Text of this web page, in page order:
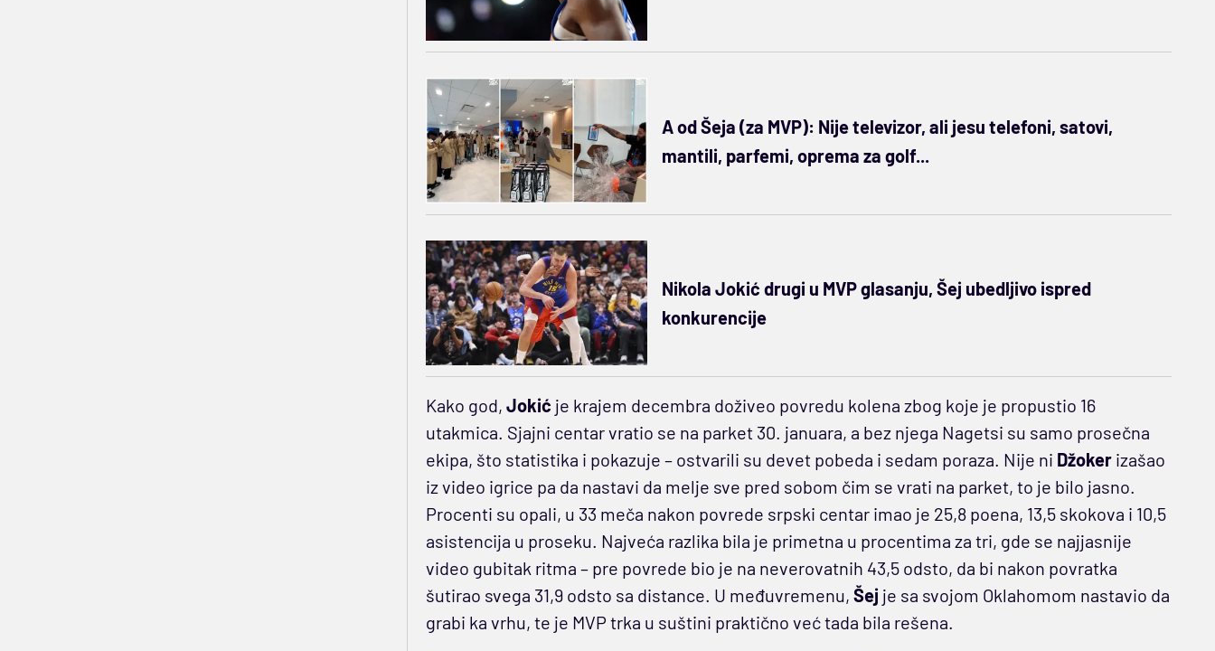
A od Šeja (za MVP): Nije televizor, ali jesu telefoni, satovi,
mantili, parfemi, oprema za golf...
Nikola Jokić drugi u MVP glasanju, Šej ubedljivo ispred
konkurencije
Kako god, Jokić je krajem decembra doživeo povredu kolena zbog koje je propustio 16
utakmica. Sjajni centar vratio se na parket 30. januara, a bez njega Nagetsi su samo prosečna
ekipa, što statistika i pokazuje – ostvarili su devet pobeda i sedam poraza. Nije ni Džokerizašao
iz video igrice pa da nastavi da melje sve pred sobom čim se vrati na parket, to je bilo jasno.
Procenti su opali, u 33 meča nakon povrede srpski centar imao je 25,8 poena, 13,5 skokova i 10,5
asistencija u proseku. Najveća razlika bila je primetna u procentima za tri, gde se najjasnije
video gubitak ritma – pre povrede bio je na neverovatnih 43,5 odsto, da bi nakon povratka
šutirao svega 31,9 odsto sa distance. U međuvremenu, Šej je sa svojom Oklahomom nastavio da
grabi ka vrhu, te je MVP trka u suštini praktično već tada bila rešena.